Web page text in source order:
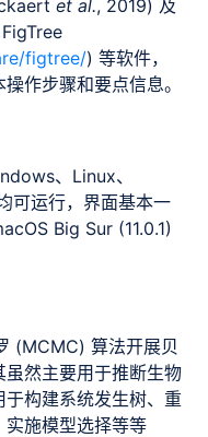
et al., 2019) 及
figtree/) 等软件，
作步骤和要点信息。
、Linux、
可运行，界面基本一
Big Sur (11.0.1)
(MCMC) 算法开展贝
然主要用于推断生物
构建系统发生树、重
实施模型选择等等